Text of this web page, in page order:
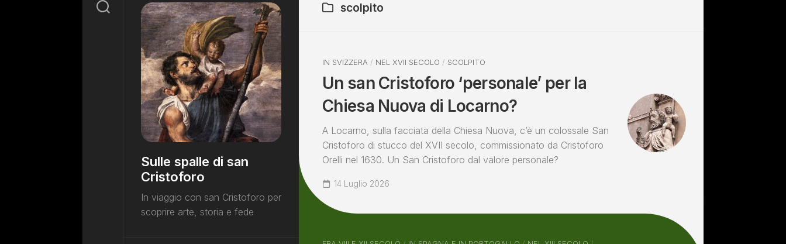
scolpito
IN SVIZZERA / NEL XVII SECOLO / SCOLPITO
Un san Cristoforo ‘personale’ per la
Chiesa Nuova di Locarno?
A Locarno, sulla facciata della Chiesa Nuova, c’è un colossale San
Cristoforo di stucco del XVII secolo, commissionato da Cristoforo
Orelli nel 1630. Un San Cristoforo dal valore personale?
14 Luglio 2026
Sulle spalle di san
Cristoforo
In viaggio con san Cristoforo per
scoprire arte, storia e fede